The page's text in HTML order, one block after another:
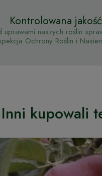
Kontrolowana
naszych roślin
Ochrony Roślin i
Inni kupowali